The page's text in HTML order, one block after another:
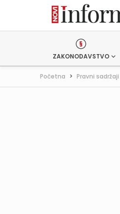
ZAKONODAVSTVO
Početna > Pravni sadržaji